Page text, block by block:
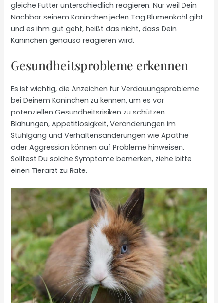
gleiche Futter unterschiedlich reagieren. Nur weil Dein
Nachbar seinem Kaninchen jeden Tag Blumenkohl gibt
und es ihm gut geht, heißt das nicht, dass Dein
Kaninchen genauso reagieren wird.
Gesundheitsprobleme erkennen
Es ist wichtig, die Anzeichen für Verdauungsprobleme
bei Deinem Kaninchen zu kennen, um es vor
potenziellen Gesundheitsrisiken zu schützen.
Blähungen, Appetitlosigkeit, Veränderungen im
Stuhlgang und Verhaltensänderungen wie Apathie
oder Aggression können auf Probleme hinweisen.
Solltest Du solche Symptome bemerken, ziehe bitte
einen Tierarzt zu Rate.